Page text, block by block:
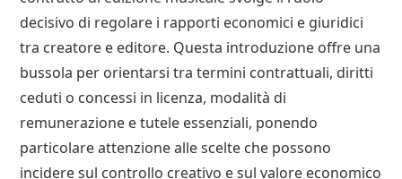
decisivo di regolare i rapporti economici e giuridici
tra creatore e editore. Questa introduzione offre una
bussola per orientarsi tra termini contrattuali, diritti
ceduti o concessi in licenza, modalità di
remunerazione e tutele essenziali, ponendo
particolare attenzione alle scelte che possono
incidere sul controllo creativo e sul valore economico